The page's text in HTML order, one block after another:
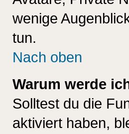
wenige
tun.
Nach oben
Warum werde
Solltest du die
aktiviert haben,